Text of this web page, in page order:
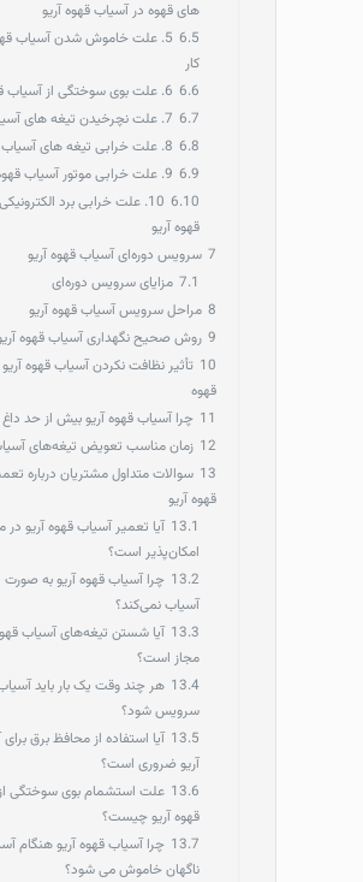
های قهوه در آسیاب قهوه آریو
6.5
5. علت خاموش شدن آسیاب
کار
6.6 6. علت بوی سوختگی از آسیاب قهوه آریو
6.7 7. علت نچرخیدن تیغه‌ های آسیاب قهوه آریو
6.8 8. علت خرابی تیغه‌ های آسیاب قهوه آریو
6.9 9. علت خرابی موتور آسیاب قهوه آریو
6.10
10. علت خرابی برد
قهوه آریو
7 سرویس دوره‌ای آسیاب قهوه آریو
7.1 مزایای سرویس دوره‌ای
8 مراحل سرویس آسیاب قهوه آریو
9 روش صحیح نگهداری آسیاب قهوه
10 تأثیر نظافت نکردن آسیاب قهوه
قهوه
11 چرا آسیاب قهوه آریو بیش از حد
12 زمان مناسب تعویض تیغه‌های
13 سوالات متداول مشتریان درباره
قهوه آریو
13.1 آیا تعمیر آسیاب قهوه آریو در
امکان‌پذیر است؟
13.2 چرا آسیاب قهوه آریو به‌
آسیاب نمی‌کند؟
13.3 آیا شستن تیغه‌های آسیاب
مجاز است؟
13.4 هر چند وقت یک‌ بار باید
سرویس شود؟
13.5 آیا استفاده از محافظ برق
آریو ضروری است؟
13.6 علت استشمام بوی سوختگی
قهوه آریو چیست؟
13.7 چرا آسیاب قهوه آریو هنگام
ناگهان خاموش می‌ شود؟